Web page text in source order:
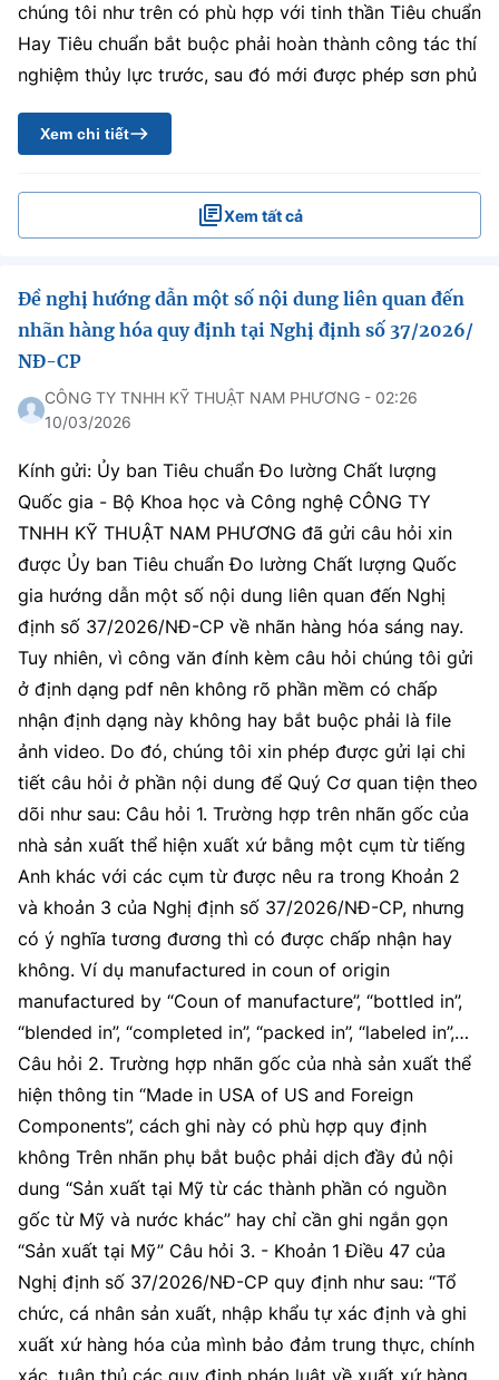
chúng tôi như trên có phù hợp với tinh thần Tiêu chuẩn
Hay Tiêu chuẩn bắt buộc phải hoàn thành công tác thí
nghiệm thủy lực trước, sau đó mới được phép sơn phủ
Xem chi tiết
Xem tất cả
Đề nghị hướng dẫn một số nội dung liên quan đến
nhãn hàng hóa quy định tại Nghị định số 37/2026/
NĐ-CP
CÔNG TY TNHH KỸ THUẬT NAM PHƯƠNG - 02:26
10/03/2026
Kính gửi: Ủy ban Tiêu chuẩn Đo lường Chất lượng
Quốc gia - Bộ Khoa học và Công nghệ CÔNG TY
TNHH KỸ THUẬT NAM PHƯƠNG đã gửi câu hỏi xin
được Ủy ban Tiêu chuẩn Đo lường Chất lượng Quốc
gia hướng dẫn một số nội dung liên quan đến Nghị
định số 37/2026/NĐ-CP về nhãn hàng hóa sáng nay.
Tuy nhiên, vì công văn đính kèm câu hỏi chúng tôi gửi
ở định dạng pdf nên không rõ phần mềm có chấp
nhận định dạng này không hay bắt buộc phải là file
ảnh video. Do đó, chúng tôi xin phép được gửi lại chi
tiết câu hỏi ở phần nội dung để Quý Cơ quan tiện theo
dõi như sau: Câu hỏi 1. Trường hợp trên nhãn gốc của
nhà sản xuất thể hiện xuất xứ bằng một cụm từ tiếng
Anh khác với các cụm từ được nêu ra trong Khoản 2
và khoản 3 của Nghị định số 37/2026/NĐ-CP, nhưng
có ý nghĩa tương đương thì có được chấp nhận hay
không. Ví dụ manufactured in coun of origin
manufactured by “Coun of manufacture”, “bottled in”,
“blended in”, “completed in”, “packed in”, “labeled in”,…
Câu hỏi 2. Trường hợp nhãn gốc của nhà sản xuất thể
hiện thông tin “Made in USA of US and Foreign
Components”, cách ghi này có phù hợp quy định
không Trên nhãn phụ bắt buộc phải dịch đầy đủ nội
dung “Sản xuất tại Mỹ từ các thành phần có nguồn
gốc từ Mỹ và nước khác” hay chỉ cần ghi ngắn gọn
“Sản xuất tại Mỹ” Câu hỏi 3. - Khoản 1 Điều 47 của
Nghị định số 37/2026/NĐ-CP quy định như sau: “Tổ
chức, cá nhân sản xuất, nhập khẩu tự xác định và ghi
xuất xứ hàng hóa của mình bảo đảm trung thực, chính
xác, tuân thủ các quy định pháp luật về xuất xứ hàng